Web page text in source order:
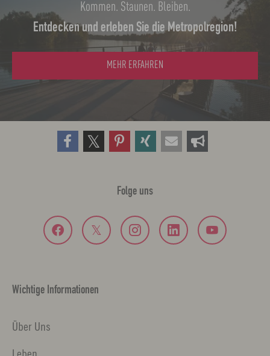
Entdecken und erleben Sie die Metropolregion!
Kommen. Staunen. Bleiben.
MEHR ERFAHREN
Folge uns
Wichtige Informationen
Über Uns
Leben